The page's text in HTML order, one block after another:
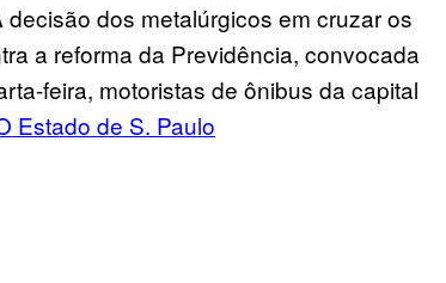
dos metalúrgicos em cruzar os
a reforma da Previdência, convocada
feira, motoristas de ônibus da capital
Estado de S. Paulo